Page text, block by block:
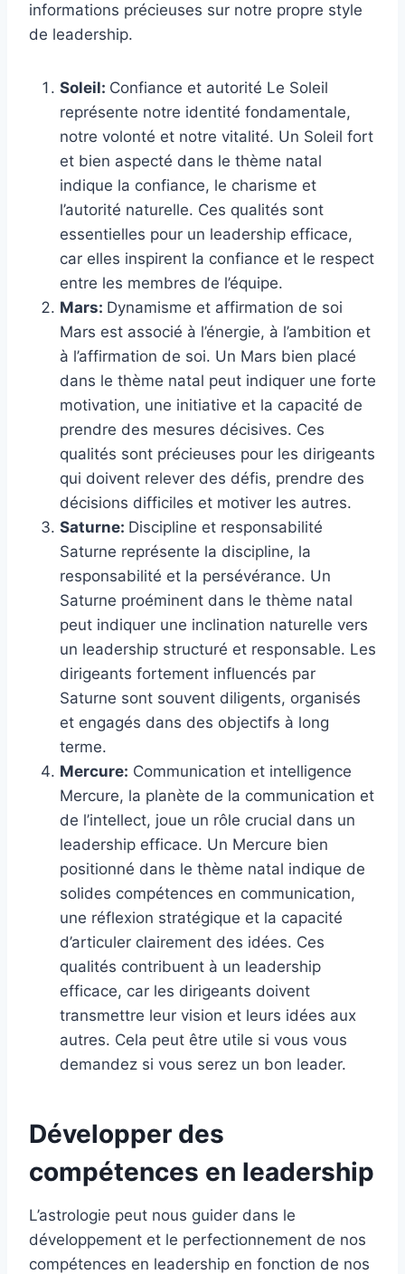
informations précieuses sur notre propre style
de leadership.
Soleil: Confiance et autorité Le Soleil
représente notre identité fondamentale,
notre volonté et notre vitalité. Un Soleil fort
et bien aspecté dans le thème natal
indique la confiance, le charisme et
l’autorité naturelle. Ces qualités sont
essentielles pour un leadership efficace,
car elles inspirent la confiance et le respect
entre les membres de l’équipe.
Mars: Dynamisme et affirmation de soi
Mars est associé à l’énergie, à l’ambition et
à l’affirmation de soi. Un Mars bien placé
dans le thème natal peut indiquer une forte
motivation, une initiative et la capacité de
prendre des mesures décisives. Ces
qualités sont précieuses pour les dirigeants
qui doivent relever des défis, prendre des
décisions difficiles et motiver les autres.
Saturne: Discipline et responsabilité
Saturne représente la discipline, la
responsabilité et la persévérance. Un
Saturne proéminent dans le thème natal
peut indiquer une inclination naturelle vers
un leadership structuré et responsable. Les
dirigeants fortement influencés par
Saturne sont souvent diligents, organisés
et engagés dans des objectifs à long
terme.
Mercure: Communication et intelligence
Mercure, la planète de la communication et
de l’intellect, joue un rôle crucial dans un
leadership efficace. Un Mercure bien
positionné dans le thème natal indique de
solides compétences en communication,
une réflexion stratégique et la capacité
d’articuler clairement des idées. Ces
qualités contribuent à un leadership
efficace, car les dirigeants doivent
transmettre leur vision et leurs idées aux
autres. Cela peut être utile si vous vous
demandez si vous serez un bon leader.
Développer des
compétences en leadership
L’astrologie peut nous guider dans le
développement et le perfectionnement de nos
compétences en leadership en fonction de nos